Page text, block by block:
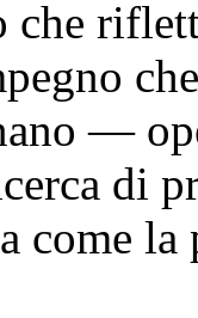
che
—
di
come